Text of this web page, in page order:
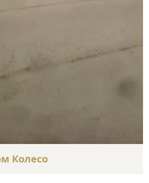
Колесо